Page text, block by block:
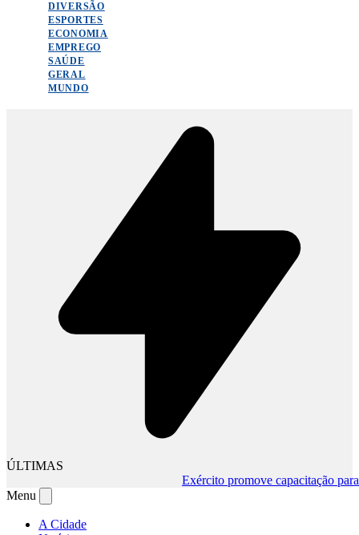
DIVERSÃO
ESPORTES
ECONOMIA
EMPREGO
SAÚDE
GERAL
MUNDO
ÚLTIMAS
Exército promove capacitação para
Menu
A Cidade